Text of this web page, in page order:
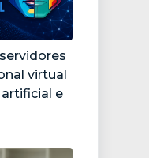
virtual
e